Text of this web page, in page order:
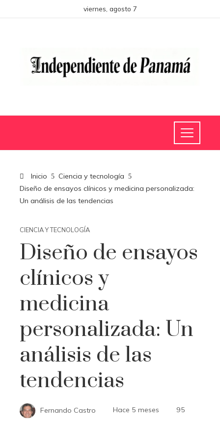
viernes, agosto 7
Inicio
Ciencia y tecnología
Diseño de ensayos clínicos y medicina personalizada:
Un análisis de las tendencias
CIENCIA Y TECNOLOGÍA
Diseño de ensayos
clínicos y
medicina
personalizada: Un
análisis de las
tendencias
Fernando Castro Hace 5 meses 95